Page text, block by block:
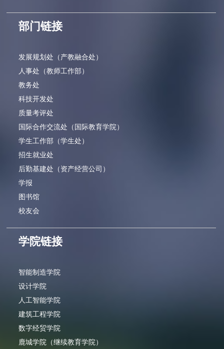
部门链接
发展规划处（产教融合处）
人事处（教师工作部）
教务处
科技开发处
质量考评处
国际合作交流处（国际教育学院）
学生工作部（学生处）
招生就业处
后勤基建处（资产经营公司）
学报
图书馆
校友会
学院链接
智能制造学院
设计学院
人工智能学院
建筑工程学院
数字经贸学院
鹿城学院（继续教育学院）